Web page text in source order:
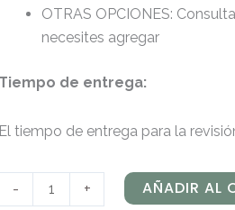
OTRAS OPCIONES:
necesites agregar
Tiempo de entrega:
El tiempo de entrega para la
- + AÑADIR AL